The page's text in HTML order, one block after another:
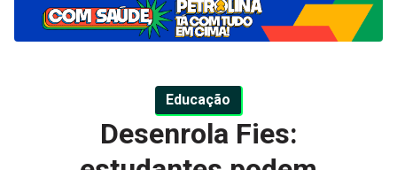
Educação
Desenrola Fies: